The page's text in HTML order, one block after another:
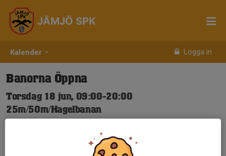
Kalender Logga in
JÄMJÖ SPK
Banorna Öppna
Torsdag 18 jun, 09:00-20:00
25m/50m/Hagelbanan
Nya Skjuttider-igen.pdf